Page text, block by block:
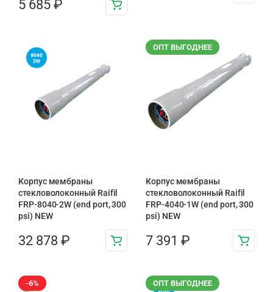
5 685 ₽
Корпус мембраны
стекловолоконный Raifil
FRP-8040-2W (end port, 300
psi) NEW
32 878 ₽
ОПТ ВЫГОДНЕЕ
Корпус мембраны
стекловолоконный Raifil
FRP-4040-1W (end port, 300
psi) NEW
7 391 ₽
-6% ОПТ ВЫГОДНЕЕ